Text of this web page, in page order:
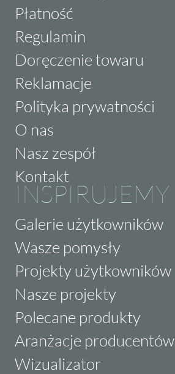
Płatność
Regulamin
Doręczenie towaru
Reklamacje
Polityka prywatności
O nas
Nasz zespół
Kontakt
INSPIRUJEMY
Galerie użytkowników
Wasze pomysły
Projekty użytkowników
Nasze projekty
Polecane produkty
Aranżacje producentów
Wizualizator